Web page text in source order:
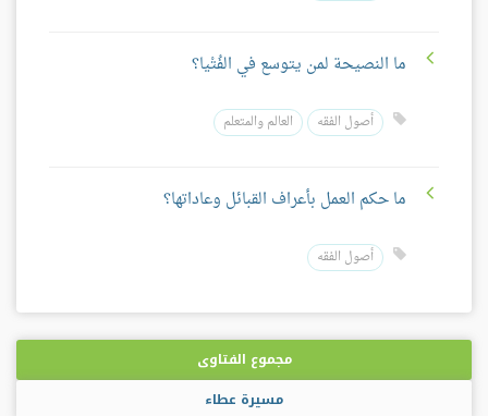
ما النصيحة لمن يتوسع في الفُتْيا؟
أصول الفقه العالم والمتعلم
ما حكم العمل بأعراف القبائل وعاداتها؟
أصول الفقه
مجموع الفتاوى
مسيرة عطاء